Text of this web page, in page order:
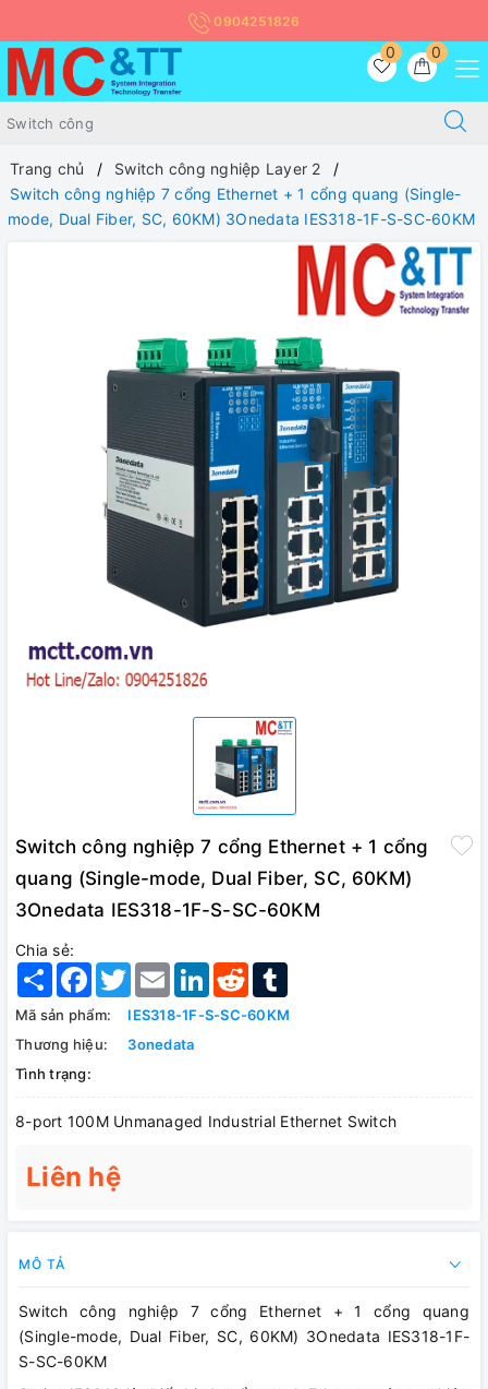
0904251826
0
0
Trang chủ
Switch công nghiệp Layer 2
Switch công nghiệp 7 cổng Ethernet + 1 cổng quang (Single-
mode, Dual Fiber, SC, 60KM) 3Onedata IES318-1F-S-SC-60KM
Switch công nghiệp 7 cổng Ethernet + 1 cổng
quang (Single-mode, Dual Fiber, SC, 60KM)
3Onedata IES318-1F-S-SC-60KM
Chia sẻ:
Share Facebook
TwitterEmail LinkedInReddit
Mã sản phẩm:
IES318-1F-S-SC-60KM
Thương hiệu:
3onedata
Tình trạng:
8-port 100M Unmanaged Industrial Ethernet Switch
Liên hệ
MÔ TẢ
Switch công nghiệp 7 cổng Ethernet + 1 cổng quang
(Single-mode, Dual Fiber, SC, 60KM) 3Onedata IES318-1F-
S-SC-60KM